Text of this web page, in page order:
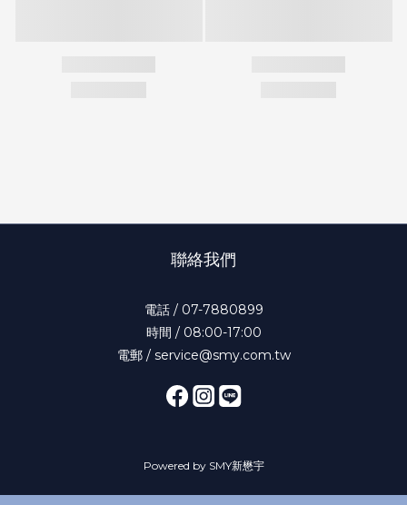
聯絡我們
電話 / 07-7880899
時間 / 08:00-17:00
電郵 / service@smy.com.tw
Powered by SMY新懋宇